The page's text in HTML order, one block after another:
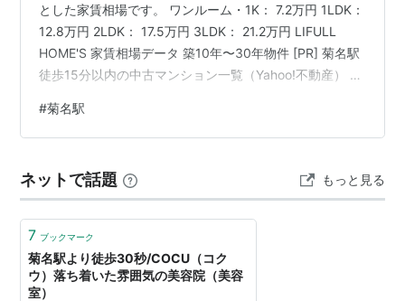
鉄の3者共同事業として、商業施設も含めた橋上駅舎に
建て替え、駅構内の全ルートをバリアフリー化すること
を発表した。2017年度の使用開始を予定している。
＞＞路線案内 東急電鉄
…横浜駅…妙蓮寺駅 )」→ 大倉山
駅…日吉駅…武蔵小杉駅…田園調布駅…自由が丘駅…
中目黒駅
■ 横浜高速鉄道みなとみらい21線
みらい駅 元町・中華街駅)
とした家賃相場です。 ワンルーム・1K： 7.2万円 1LDK：
12.8万円 2LDK： 17.5万円 3LDK： 21.2万円 LIFULL
HOME'S 家賃相場データ 築10年〜30年物件 [PR] 菊名駅
徒歩15分以内の中古マンション一覧（Yahoo!不動産） 🚃
誇り、谷底に位置する駅舎を囲むように閑静な丘の手の
住宅街が広がる二面性を持った街です。 １日の乗降客数
線（渋谷方面） 停車する列車の優等種別： …
#菊名駅
ネットで話題 もっと見る
7 ブックマーク
菊名駅より徒歩30秒/COCU（コク
ウ）落ち着いた雰囲気の美容院（美容
室）